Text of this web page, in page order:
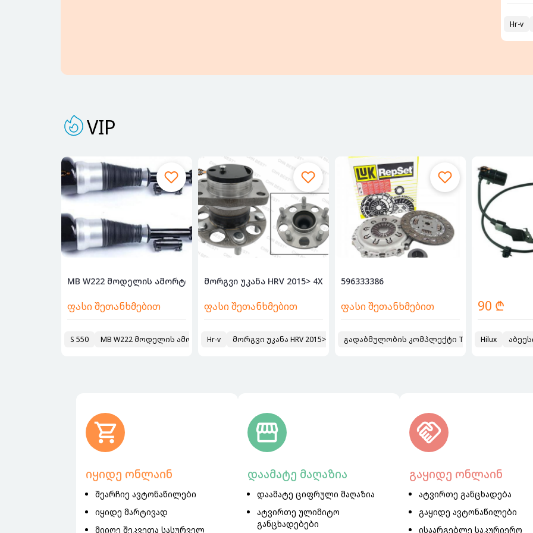
1992
მორგვი უკანა
VIP
MB W222 მოდელის ამორტიზატორები წინა-უკანა, ას...
ფასი შეთანხმებით
S 550 MB W222 მოდელის ამორტიზატორები წინა-უკანა 1992
მორგვი უკანა HRV 2015> 4X4 596333386
ფასი შეთანხმებით
Hr-v მორგვი უკანა HRV 2015> 4X4 2016
596333386
ფასი შეთანხმებით
გადაბმულობის კომპლექტი TOYOTA 2021
90 ₾
Hilux
იყიდე ონლაინ
შეარჩიე ავტონაწილები
იყიდე მარტივად
მიიღე შეკვეთა სასურველ
დაამატე მაღაზია
დაამატე ციფრული მაღაზია
ატვირთე ულიმიტო
განცხადებები
გაყიდე ონლაინ
ატვირთე განცხადება
გაყიდე ავტონაწილები
ისაარგებლე საკურიერო